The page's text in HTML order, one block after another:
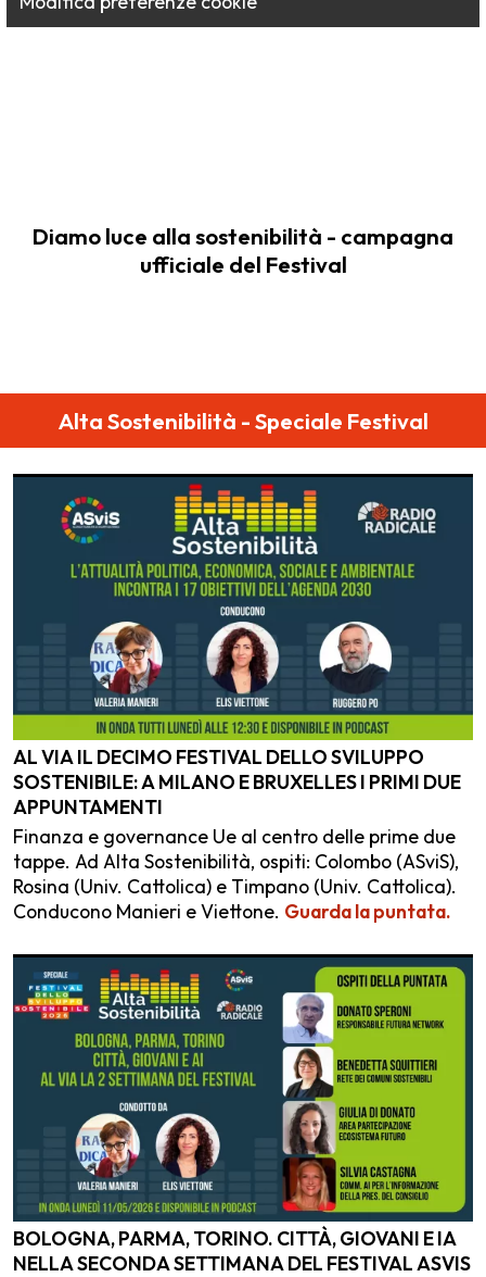
Diamo luce alla sostenibilità - campagna
ufficiale del Festival
Alta Sostenibilità - Speciale Festival
AL VIA IL DECIMO FESTIVAL DELLO SVILUPPO
SOSTENIBILE: A MILANO E BRUXELLES I PRIMI DUE
APPUNTAMENTI
Finanza e governance Ue al centro delle prime due
tappe. Ad Alta Sostenibilità, ospiti: Colombo (ASviS),
Rosina (Univ. Cattolica) e Timpano (Univ. Cattolica).
Conducono Manieri e Viettone. Guarda la puntata.
BOLOGNA, PARMA, TORINO. CITTÀ, GIOVANI E IA
NELLA SECONDA SETTIMANA DEL FESTIVAL ASVIS